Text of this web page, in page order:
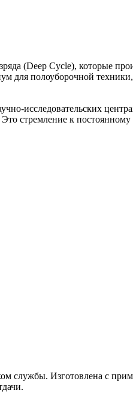
(Deep Cycle), которые
для полоуборочной
исследовательских
Это стремление к
службы. Изготовлена с